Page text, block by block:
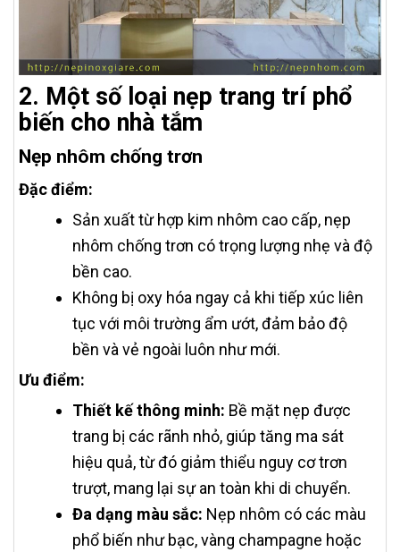
2. Một số loại nẹp trang trí phổ
biến cho nhà tắm
Nẹp nhôm chống trơn
Đặc điểm:
Sản xuất từ hợp kim nhôm cao cấp, nẹp
nhôm chống trơn có trọng lượng nhẹ và độ
bền cao.
Không bị oxy hóa ngay cả khi tiếp xúc liên
tục với môi trường ẩm ướt, đảm bảo độ
bền và vẻ ngoài luôn như mới.
Ưu điểm:
Thiết kế thông minh: Bề mặt nẹp được
trang bị các rãnh nhỏ, giúp tăng ma sát
hiệu quả, từ đó giảm thiểu nguy cơ trơn
trượt, mang lại sự an toàn khi di chuyển.
Đa dạng màu sắc: Nẹp nhôm có các màu
phổ biến như bạc, vàng champagne hoặc